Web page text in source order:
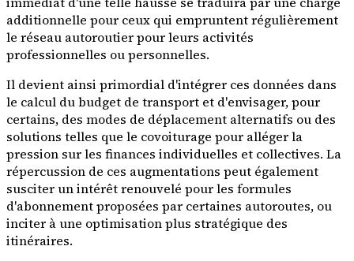
additionnelle pour ceux qui empruntent régulièrement
le réseau autoroutier pour leurs activités
professionnelles ou personnelles.
Il devient ainsi primordial d'intégrer ces données dans
le calcul du budget de transport et d'envisager, pour
certains, des modes de déplacement alternatifs ou des
solutions telles que le covoiturage pour alléger la
pression sur les finances individuelles et collectives. La
répercussion de ces augmentations peut également
susciter un intérêt renouvelé pour les formules
d'abonnement proposées par certaines autoroutes, ou
inciter à une optimisation plus stratégique des
itinéraires.